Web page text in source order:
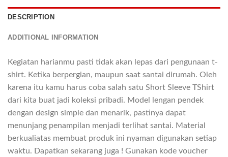
DESCRIPTION
ADDITIONAL INFORMATION
Kegiatan harianmu pasti tidak akan lepas dari pengunaan t-
shirt. Ketika berpergian, maupun saat santai dirumah. Oleh
karena itu kamu harus coba salah satu Short Sleeve TShirt
dari kita buat jadi koleksi pribadi. Model lengan pendek
dengan design simple dan menarik, pastinya dapat
menunjang penampilan menjadi terlihat santai. Material
berkualiatas membuat produk ini nyaman digunakan setiap
waktu. Dapatkan sekarang juga ! Gunakan kode voucher